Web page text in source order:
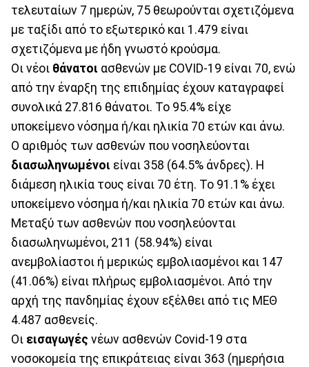
τελευταίων 7 ημερών, 75 θεωρούνται σχετιζόμενα
με ταξίδι από το εξωτερικό και 1.479 είναι
σχετιζόμενα με ήδη γνωστό κρούσμα.
Οι νέοι θάνατοι ασθενών με COVID-19 είναι 70, ενώ
από την έναρξη της επιδημίας έχουν καταγραφεί
συνολικά 27.816 θάνατοι. Το 95.4% είχε
υποκείμενο νόσημα ή/και ηλικία 70 ετών και άνω.
Ο αριθμός των ασθενών που νοσηλεύονται
διασωληνωμένοι είναι 358 (64.5% άνδρες). Η
διάμεση ηλικία τους είναι 70 έτη. To 91.1% έχει
υποκείμενο νόσημα ή/και ηλικία 70 ετών και άνω.
Μεταξύ των ασθενών που νοσηλεύονται
διασωληνωμένοι, 211 (58.94%) είναι
ανεμβολίαστοι ή μερικώς εμβολιασμένοι και 147
(41.06%) είναι πλήρως εμβολιασμένοι. Από την
αρχή της πανδημίας έχουν εξέλθει από τις ΜΕΘ
4.487 ασθενείς.
Οι εισαγωγές νέων ασθενών Covid-19 στα
νοσοκομεία της επικράτειας είναι 363 (ημερήσια